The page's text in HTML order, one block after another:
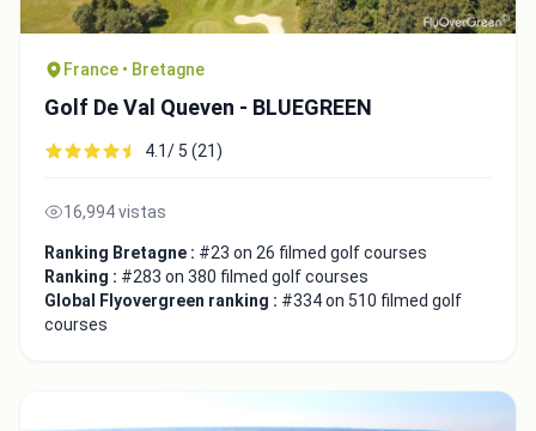
France • Bretagne
Golf De Val Queven - BLUEGREEN
4.1/ 5 (21)
16,994 vistas
Ranking Bretagne : #23 on 26 filmed golf courses
Ranking : #283 on 380 filmed golf courses
Global Flyovergreen ranking : #334 on 510 filmed golf
courses